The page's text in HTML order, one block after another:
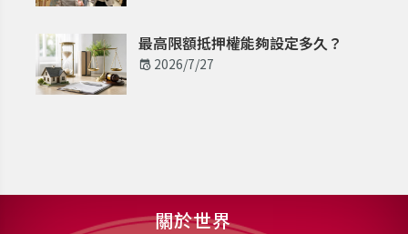
最高限額抵押權能夠設定多久？
2026/7/27
關於世界